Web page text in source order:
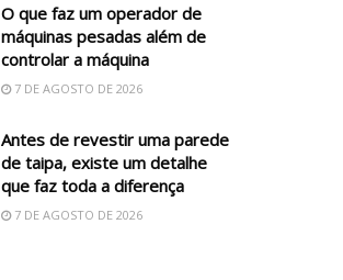
O que faz um operador de
máquinas pesadas além de
controlar a máquina
7 DE AGOSTO DE 2026
Antes de revestir uma parede
de taipa, existe um detalhe
que faz toda a diferença
7 DE AGOSTO DE 2026